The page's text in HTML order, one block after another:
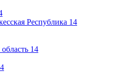
Республика 14
14
4